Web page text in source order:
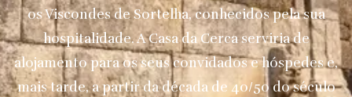
os Viscondes de Sortelha, conhecidos pela sua
hospitalidade. A Casa da Cerca serviria de
alojamento para os seus convidados e hóspedes e,
mais tarde, a partir da década de 40/50 do século